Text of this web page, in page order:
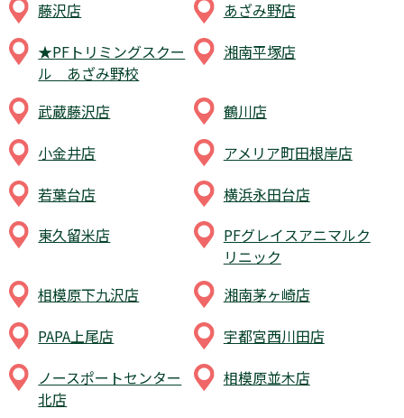
藤沢店
あざみ野店
★PFトリミングスクー
ル あざみ野校
湘南平塚店
武蔵藤沢店
鶴川店
小金井店
アメリア町田根岸店
若葉台店
横浜永田台店
東久留米店
PFグレイスアニマルク
リニック
相模原下九沢店
湘南茅ヶ崎店
PAPA上尾店
宇都宮西川田店
ノースポートセンター
北店
相模原並木店